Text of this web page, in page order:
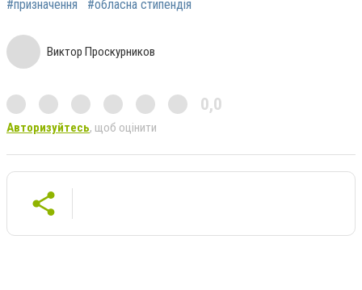
#призначення
#обласна стипендія
Виктор Проскурников
0,0
Авторизуйтесь, щоб оцінити